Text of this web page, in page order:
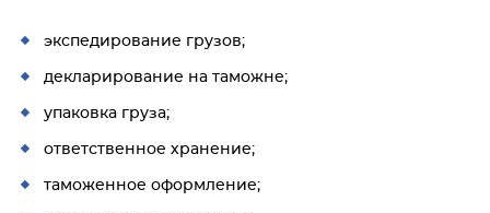
экспедирование грузов;
декларирование на таможне;
упаковка груза;
ответственное хранение;
таможенное оформление;